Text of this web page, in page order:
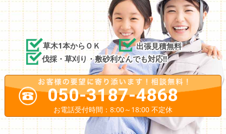
草木1本からＯＫ
出張見積無料
伐採・草刈り・敷砂利なんでも対応!!
050-3187-4868
お電話受付時間：8:00～18:00 不定休